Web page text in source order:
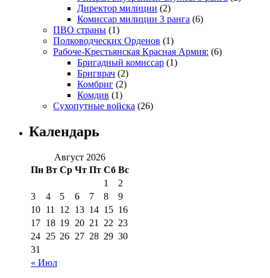
Директор милиции (2)
Комиссар милиции 3 ранга (6)
ПВО страны (1)
Полководческих Орденов (1)
Рабоче-Крестьянская Красная Армия: (6)
Бригадный комиссар (1)
Бригврач (2)
Комбриг (2)
Комдив (1)
Сухопутные войска (26)
Календарь
Август 2026
Пн Вт Ср Чт Пт Сб Вс
« Июл
1
2
3
4 5 6 7 8
9
10 11 12 13 14 15 16
17 18 19 20 21 22 23
24 25 26 27 28 29 30
31